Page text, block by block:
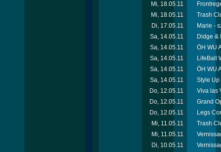
Mi, 18.05.11
Mi, 18.05.11
Trash
Di, 17.05.11
Marie -
Sa, 14.05.11
Didge &
Sa, 14.05.11
ÖH WU
Sa, 14.05.11
LifeBall
Sa, 14.05.11
ÖH WU
Sa, 14.05.11
Style Up
Do, 12.05.11
Viva las
Do, 12.05.11
Grand
Do, 12.05.11
Legs
Mi, 11.05.11
Trash
Mi, 11.05.11
Di, 10.05.11